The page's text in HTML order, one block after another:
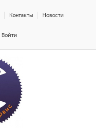
Контакты Новости
Войти